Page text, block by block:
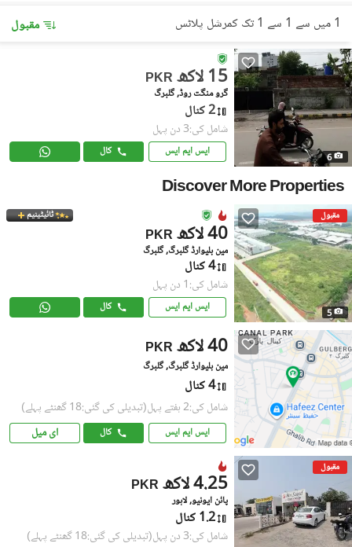
1 میں سے 1 سے 1 تک کمرشل پلاٹس مقبول
6
PKR 15 لاکھ
گرو منگت روڈ, گلبرگ
2 کنال
شامل کی:3 دن پہل
ایس ایم ایس کال
Discover More Properties
مقبول
5
ٹائیٹینیم
PKR 40 لاکھ
مین بلیوارڈ گلبرگ, گلبرگ
4 کنال
شامل کی:1 دن پہل
ایس ایم ایس کال
PKR 40 لاکھ
مین بلیوارڈ گلبرگ, گلبرگ
4 کنال
شامل کی:2 ہفتے پہل (تبدیلی کی گئی:18 گھنٹے پہلے)
ایس ایم ایس کال ای میل
مقبول
PKR 4.25 لاکھ
پائن ایونیو, لاہور
1.2 کنال
شامل کی:3 دن پہل (تبدیلی کی گئی:18 گھنٹے پہلے)